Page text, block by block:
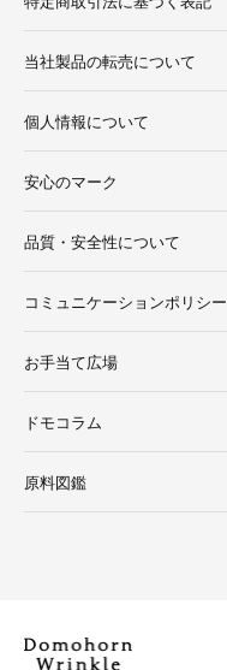
当社製品の転売について
個人情報について
安心のマーク
品質・安全性について
コミュニケーションポリシー
お手当て広場
ドモコラム
原料図鑑